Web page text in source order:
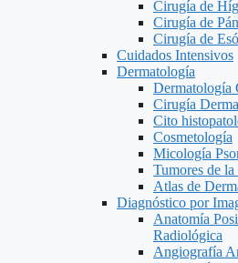
Cirugía de
Cirugía de
Cirugía de
Cuidados Intensivos
Dermatología
Dermatología
Cirugía
Cito
Cosmetología
Micología
Tumores de la
Atlas de
Diagnóstico por
Anatomía
Radiológica
Angiografía